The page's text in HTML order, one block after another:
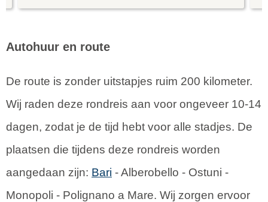
Autohuur en route
De route is zonder uitstapjes ruim 200 kilometer.
Wij raden deze rondreis aan voor ongeveer 10-14
dagen, zodat je de tijd hebt voor alle stadjes. De
plaatsen die tijdens deze rondreis worden
aangedaan zijn: Bari - Alberobello - Ostuni -
Monopoli - Polignano a Mare. Wij zorgen ervoor